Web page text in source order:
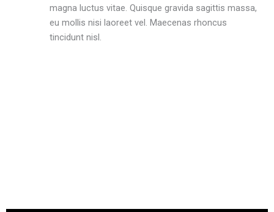
magna luctus vitae. Quisque gravida sagittis massa,
eu mollis nisi laoreet vel. Maecenas rhoncus
tincidunt nisl.